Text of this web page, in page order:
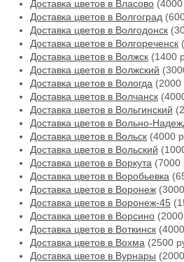
Доставка цветов в Власово
Доставка цветов в Волгоград
Доставка цветов в Волгодонск
Доставка цветов в Волгореченск
Доставка цветов в Волжск (1400
Доставка цветов в Волжский
Доставка цветов в Вологда (2000
Доставка цветов в Волчанск
Доставка цветов в Вольгинский
Доставка цветов в Вольно-
Доставка цветов в Вольск (4000
Доставка цветов в Вольский
Доставка цветов в Воркута (7000
Доставка цветов в Воробьевка
Доставка цветов в Воронеж
Доставка цветов в Воронеж-45
Доставка цветов в Ворсино
Доставка цветов в Воткинск
Доставка цветов в Вохма (2500
Доставка цветов в Вурнары